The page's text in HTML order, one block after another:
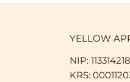
YELLOW
NIP:
KRS: